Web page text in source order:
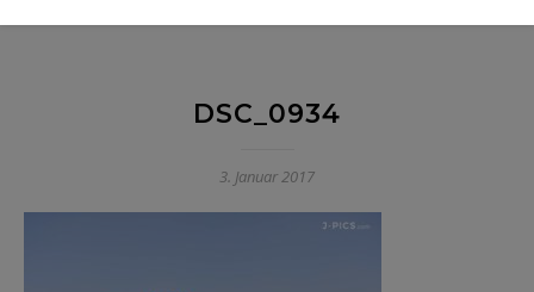
DSC_0934
3. Januar 2017